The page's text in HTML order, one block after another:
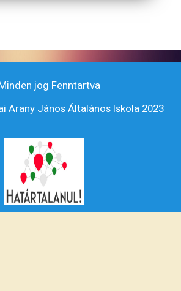
jog Fenntartva
Arany János Általános Iskola 2023